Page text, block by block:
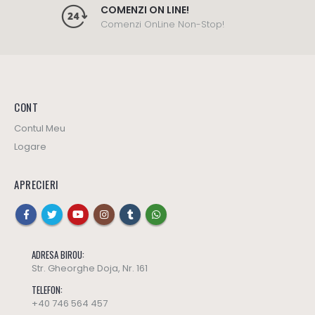
Ulei masaj SWEET HARMONY - Yamuna (editie limitata)
0
137
COMENZI ON LINE!
Comenzi OnLine Non-Stop!
CONT
Contul Meu
Logare
APRECIERI
ADRESA BIROU:
Str. Gheorghe Doja, Nr. 161
TELEFON:
+40 746 564 457